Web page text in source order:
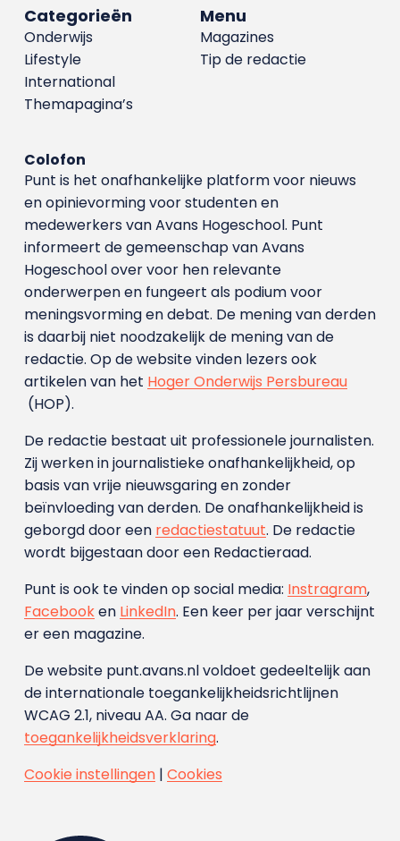
Menu
Magazines
Tip de redactie
Categorieën
Onderwijs
Lifestyle
International
Themapagina’s
Colofon
Punt is het onafhankelijke platform voor nieuws
en opinievorming voor studenten en
medewerkers van Avans Hoge­school. Punt
informeert de gemeenschap van Avans
Hogeschool over voor hen relevante
onderwerpen en fungeert als podium voor
meningsvorming en debat. De mening van derden
is daarbij niet noodzakelijk de mening van de
redactie. Op de website vinden lezers ook
artikelen van het Hoger Onderwijs Persbureau
(HOP).
De redactie bestaat uit professionele journalisten.
Zij werken in journalistieke onafhankelijkheid, op
basis van vrije nieuwsgaring en zonder
beïnvloeding van derden. De onafhankelijkheid is
geborgd door een redactiestatuut. De redactie
wordt bijgestaan door een Redactieraad.
Punt is ook te vinden op social media: Instragram,
Facebooken LinkedIn. Een keer per jaar verschijnt
er een magazine.
De website punt.avans.nl voldoet gedeeltelijk aan
de internationale toegankelijkheidsrichtlijnen
WCAG 2.1, niveau AA. Ga naar de
toegankelijkheidsverklaring.
Cookie instellingen| Cookies